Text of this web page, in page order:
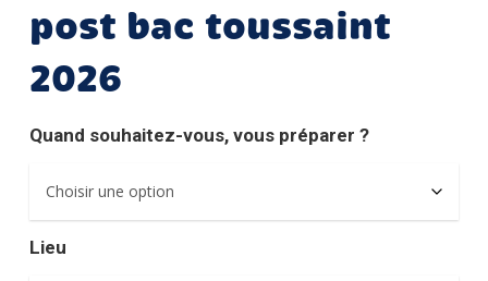
post bac toussaint
2026
Quand souhaitez-vous, vous préparer ?
Lieu